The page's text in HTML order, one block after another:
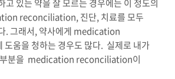
고 있는 약을 잘 모르는 경우에는 이 정도의
reconciliation, 진단, 치료를 모두
. 그래서, 약사에게 medication
움을 청하는 경우도 많다. 실제로 내가
부분을 medication reconciliation이